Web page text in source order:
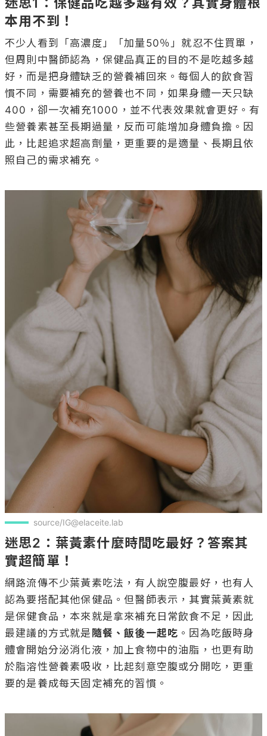
本用不到！
不少人看到「高濃度」「加量50％」就忍不住買單，
但周則中醫師認為，保健品真正的目的不是吃越多越
好，而是把身體缺乏的營養補回來。每個人的飲食習
慣不同，需要補充的營養也不同，如果身體一天只缺
400，卻一次補充1000，並不代表效果就會更好。有
些營養素甚至長期過量，反而可能增加身體負擔。因
此，比起追求超高劑量，更重要的是適量、長期且依
照自己的需求補充。
source/IG@elaceite.lab
迷思2：葉黃素什麼時間吃最好？答案其
實超簡單！
網路流傳不少葉黃素吃法，有人說空腹最好，也有人
認為要搭配其他保健品。但醫師表示，其實葉黃素就
是保健食品，本來就是拿來補充日常飲食不足，因此
最建議的方式就是 隨餐、飯後一起吃 。因為吃飯時身
體會開始分泌消化液，加上食物中的油脂，也更有助
於脂溶性營養素吸收，比起刻意空腹或分開吃，更重
要的是養成每天固定補充的習慣。